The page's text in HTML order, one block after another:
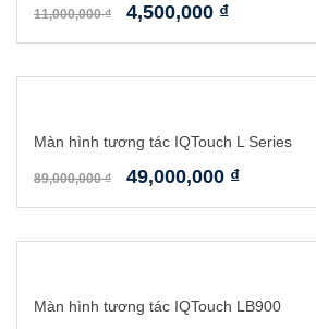
11,000,000₫ 4,500,000 ₫
Màn hình tương tác IQTouch L Series
89,000,000₫ 49,000,000 ₫
Màn hình tương tác IQTouch LB900